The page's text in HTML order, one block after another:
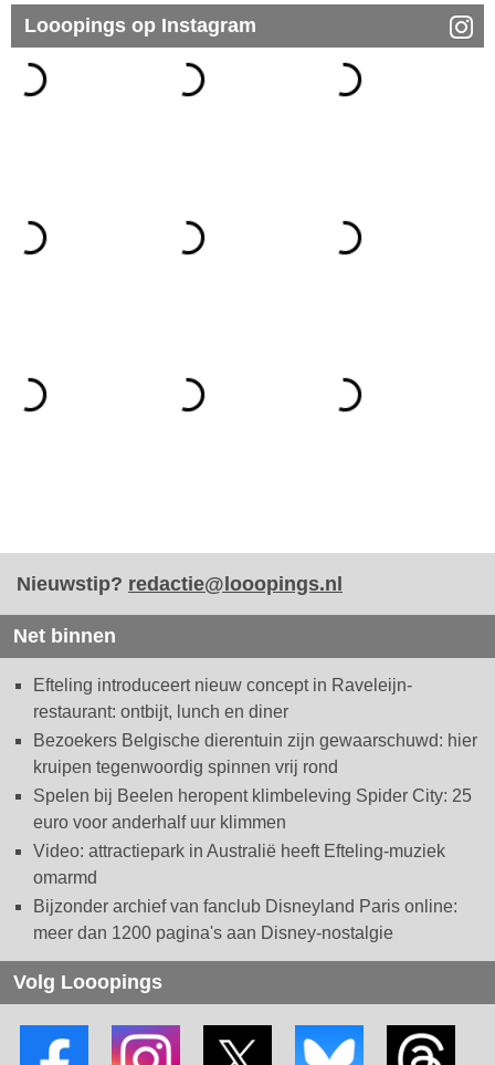
Looopings op Instagram
Nieuwstip? redactie@looopings.nl
Net binnen
Efteling introduceert nieuw concept in Raveleijn-
restaurant: ontbijt, lunch en diner
Bezoekers Belgische dierentuin zijn gewaarschuwd: hier
kruipen tegenwoordig spinnen vrij rond
Spelen bij Beelen heropent klimbeleving Spider City: 25
euro voor anderhalf uur klimmen
Video: attractiepark in Australië heeft Efteling-muziek
omarmd
Bijzonder archief van fanclub Disneyland Paris online:
meer dan 1200 pagina's aan Disney-nostalgie
Volg Looopings